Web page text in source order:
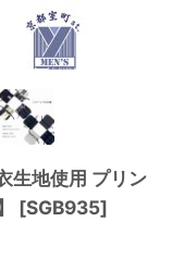
生地使用 プリン
[SGB935]